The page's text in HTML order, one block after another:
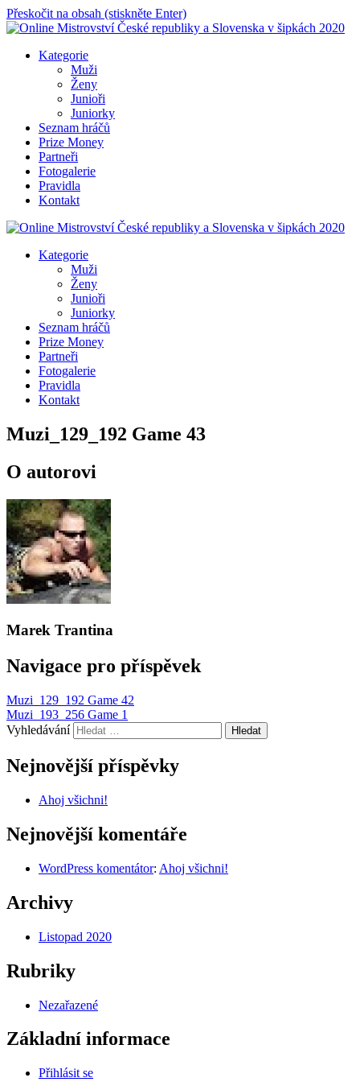
Přeskočit na obsah (stiskněte Enter)
Online Mistrovství České republiky a Slovenska v šipkách 2020
Kategorie
Muži
Ženy
Junioři
Juniorky
Seznam hráčů
Prize Money
Partneři
Fotogalerie
Pravidla
Kontakt
Online Mistrovství České republiky a Slovenska v šipkách 2020
Kategorie
Muži
Ženy
Junioři
Juniorky
Seznam hráčů
Prize Money
Partneři
Fotogalerie
Pravidla
Kontakt
Muzi_129_192 Game 43
O autorovi
Marek Trantina
Navigace pro příspěvek
Muzi_129_192 Game 42
Muzi_193_256 Game 1
Vyhledávání
Nejnovější příspěvky
Ahoj všichni!
Nejnovější komentáře
WordPress komentátor: Ahoj všichni!
Archivy
Listopad 2020
Rubriky
Nezařazené
Základní informace
Přihlásit se